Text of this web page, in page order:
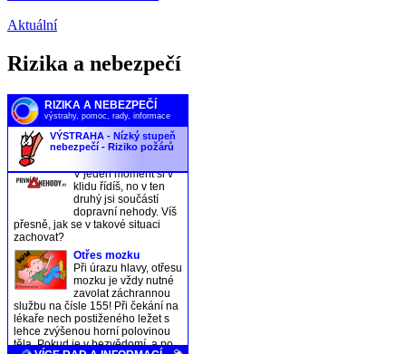
Aktuální
Rizika a nebezpečí